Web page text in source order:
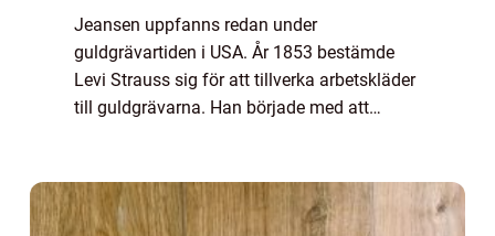
Jeansen uppfanns redan under
guldgrävartiden i USA. År 1853 bestämde
Levi Strauss sig för att tillverka arbetskläder
till guldgrävarna. Han började med att